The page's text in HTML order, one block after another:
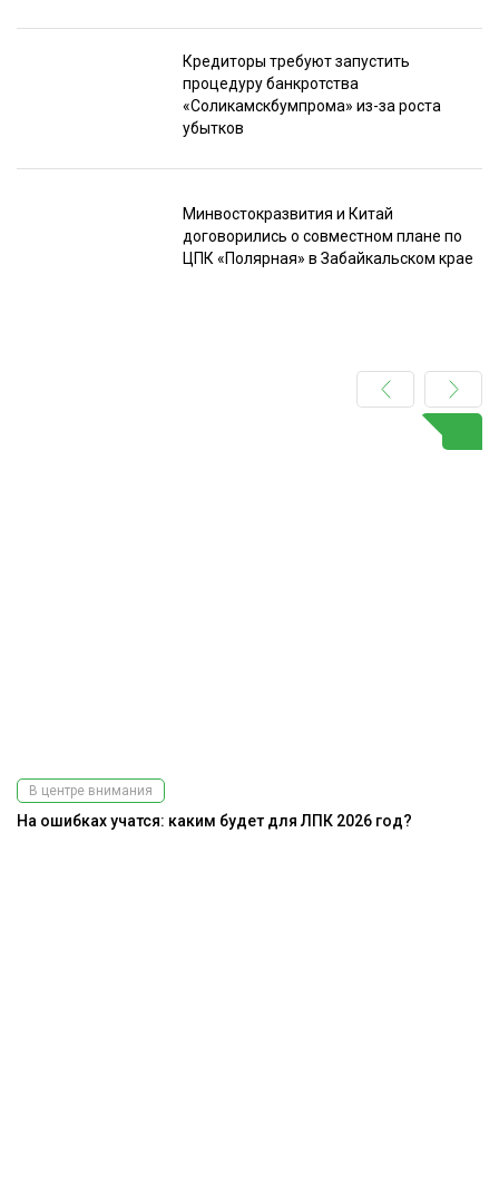
Кредиторы требуют запустить
процедуру банкротства
«Соликамскбумпрома» из-за роста
убытков
Минвостокразвития и Китай
договорились о совместном плане по
ЦПК «Полярная» в Забайкальском крае
В центре внимания
На ошибках учатся: каким будет для ЛПК 2026 год?